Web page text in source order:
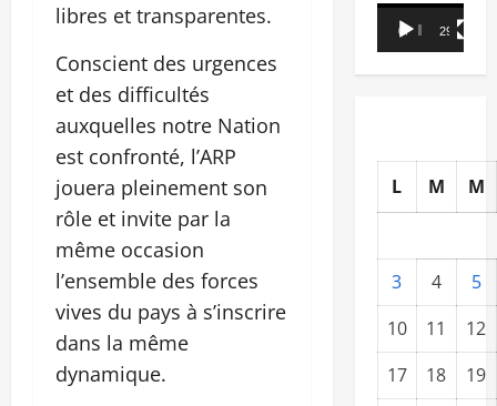
libres et transparentes.
Conscient des urgences
et des difficultés
auxquelles notre Nation
est confronté, l’ARP
jouera pleinement son
rôle et invite par la
même occasion
l’ensemble des forces
vives du pays à s’inscrire
dans la même
dynamique.
Lecteur
vidéo
00:00 29:21
L M M
3 4
5
10
11
12
17
18
19